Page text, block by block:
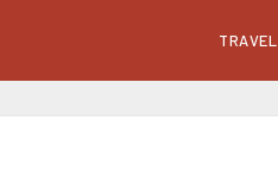
TRAVEL